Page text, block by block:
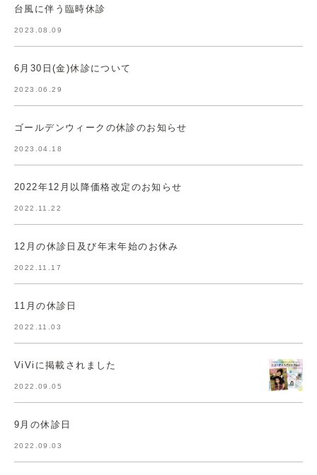
台風に伴う臨時休診
2023.08.09
6月30日(金)休診について
2023.06.29
ゴールデンウィークの休診のお知らせ
2023.04.18
2022年12月以降価格改定のお知らせ
2022.11.22
12月の休診日及び年末年始のお休み
2022.11.17
11月の休診日
2022.11.03
ViViに掲載されました
2022.09.05
9月の休診日
2022.09.03